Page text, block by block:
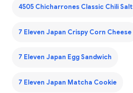
4505 Chicharrones Classic Chili Salt
7 Eleven Japan Crispy Corn Cheese
7 Eleven Japan Egg Sandwich
7 Eleven Japan Matcha Cookie